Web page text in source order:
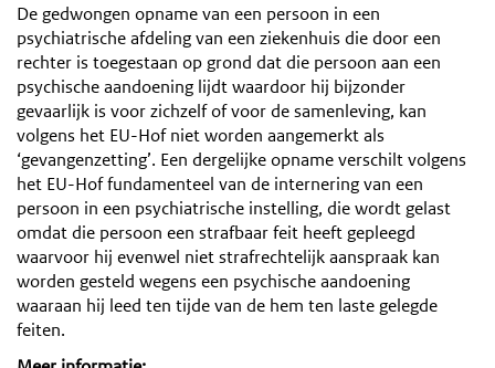
De gedwongen opname van een persoon in een
psychiatrische afdeling van een ziekenhuis die door een
rechter is toegestaan op grond dat die persoon aan een
psychische aandoening lijdt waardoor hij bijzonder
gevaarlijk is voor zichzelf of voor de samenleving, kan
volgens het EU-Hof niet worden aangemerkt als
‘gevangenzetting’. Een dergelijke opname verschilt volgens
het EU-Hof fundamenteel van de internering van een
persoon in een psychiatrische instelling, die wordt gelast
omdat die persoon een strafbaar feit heeft gepleegd
waarvoor hij evenwel niet strafrechtelijk aanspraak kan
worden gesteld wegens een psychische aandoening
waaraan hij leed ten tijde van de hem ten laste gelegde
feiten.